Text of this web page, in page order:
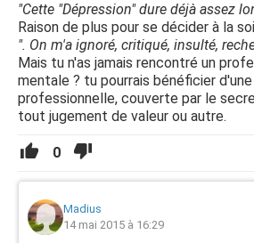
"Cette "Dépression" dure déjà assez
Raison de plus pour se décider à la
". On m'a ignoré, critiqué, insulté,
Mais tu n'as jamais rencontré un
mentale ? tu pourrais bénéficier
professionnelle, couverte par le
tout jugement de valeur ou autre.
0
Madius
14 mai 2015 à 16:29